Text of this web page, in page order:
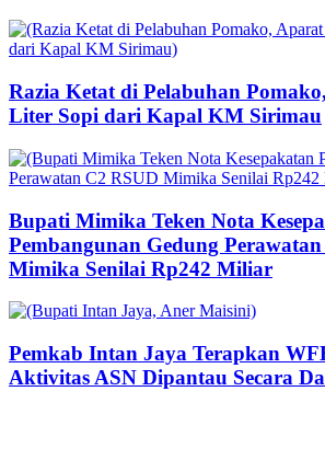
Razia Ketat di Pelabuhan
Liter Sopi dari Kapal KM Sirimau
Bupati Mimika Teken Nota
Pembangunan Gedung
Mimika Senilai Rp242 Miliar
Pemkab Intan Jaya Terapkan
Aktivitas ASN Dipantau Secara